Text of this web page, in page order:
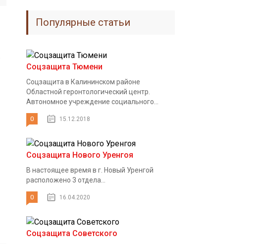
Популярные статьи
Соцзащита Тюмени
Соцзащита в Калининском районе
Областной геронтологический центр.
Автономное учреждение социального...
0 15.12.2018
Соцзащита Нового Уренгоя
В настоящее время в г. Новый Уренгой
расположено 3 отдела...
0 16.04.2020
Соцзащита Советского